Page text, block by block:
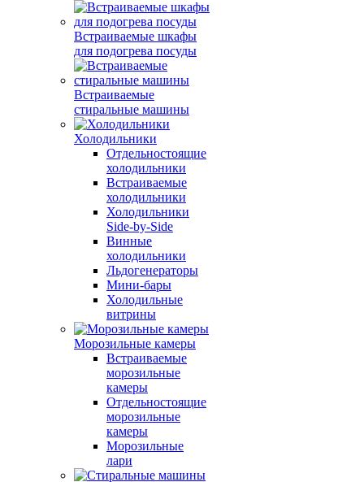
Встраиваемые шкафы
для подогрева посуды
Встраиваемые
стиральные машины
Холодильники
Отдельностоящие
холодильники
Встраиваемые
холодильники
Холодильники
Side-by-Side
Винные
холодильники
Льдогенераторы
Мини-бары
Холодильные
витрины
Морозильные камеры
Встраиваемые
морозильные
камеры
Отдельностоящие
морозильные
камеры
Морозильные
лари